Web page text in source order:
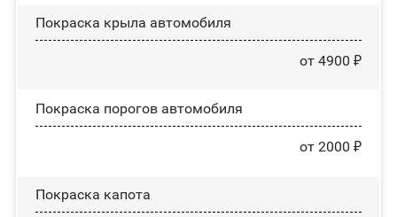
Покраска крыла автомобиля
от 4900 ₽
Покраска порогов автомобиля
от 2000 ₽
Покраска капота